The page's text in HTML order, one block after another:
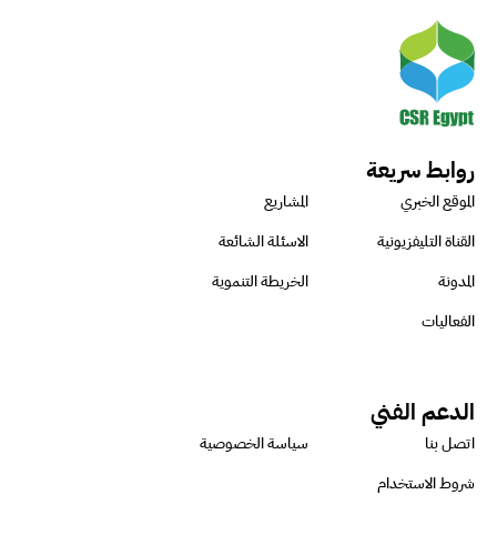
روابط سريعة
الموقع الخبري
المشاريع
القناة التليفزيونية
الاسئلة الشائعة
المدونة
الخريطة التنموية
الفعاليات
الدعم الفني
اتصل بنا
سياسة الخصوصية
شروط الاستخدام